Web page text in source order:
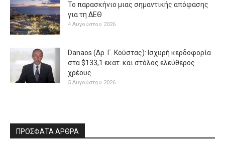
Το παρασκήνιο μιας σημαντικής απόφασης
για τη ΔΕΘ
4 Αυγούστου 2026
Danaos (Δρ. Γ. Κούστας): Ισχυρή κερδοφορία
στα $133,1 εκατ. και στόλος ελεύθερος
χρέους
5 Αυγούστου 2026
ΠΡΟΣΦΑΤΑ ΑΡΘΡΑ